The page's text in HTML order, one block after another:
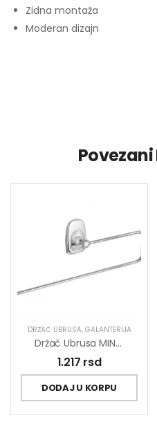
Zidna montaža
Moderan dizajn
DRŽAČ UBRUSA, GALANTERIJA
Držač Ubrusa MINOTTI 80633A
1.217 rsd
DODAJ U KORPU